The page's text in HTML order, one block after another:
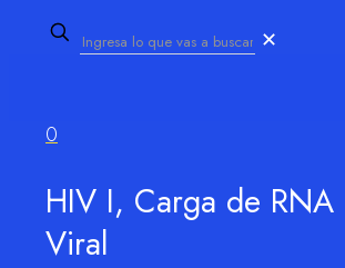
✕
0
HIV I, Carga de RNA
Viral